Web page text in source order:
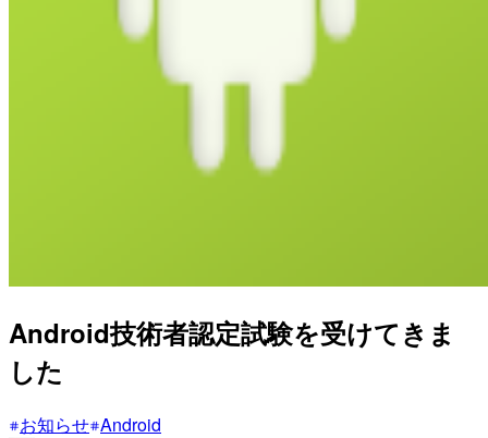
Android技術者認定試験を受けてきま
した
お知らせ Android